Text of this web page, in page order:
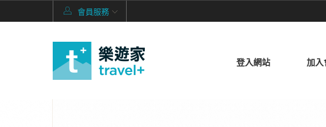
會員服務
登入網站 加入